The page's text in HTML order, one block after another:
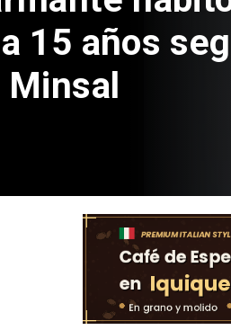
mil millones